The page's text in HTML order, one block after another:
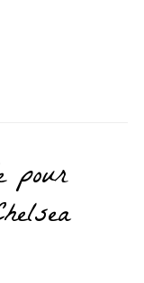
pour